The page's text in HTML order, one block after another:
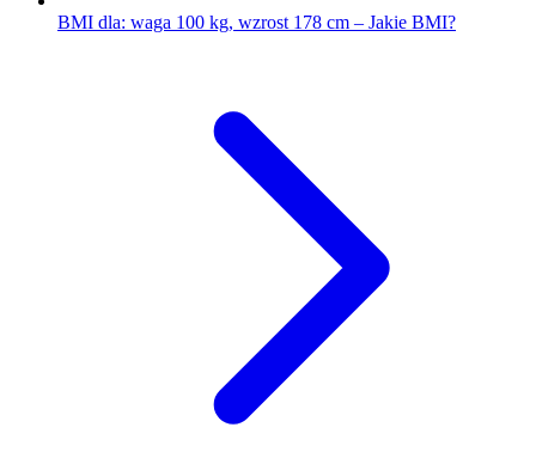
BMI dla: waga 100 kg, wzrost 178 cm – Jakie BMI?